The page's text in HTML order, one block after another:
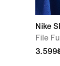
Nike
File